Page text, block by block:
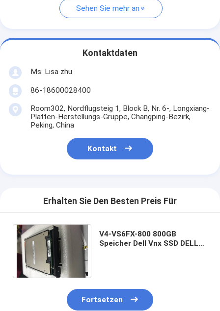
Sehen Sie mehr an
Kontaktdaten
Ms. Lisa zhu
86-18600028400
Room302, Nordflugsteig 1, Block B, Nr. 6-, Longxiang-
Platten-Herstellungs-Gruppe, Changping-Bezirk,
Peking, China
Kontakt
Erhalten Sie Den Besten Preis Für
V4-VS6FX-800 800GB
Speicher Dell Vnx SSD DELL
Fortsetzen